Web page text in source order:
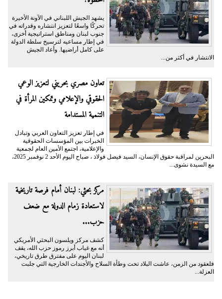
يشهد الجيش اللبناني في الآونة الأخيرة
تحركًا واسعًا لتعزيز انتشاره وقدراته في
جنوب لبنان ومناطق استراتيجية أخرى،
في إطار مساعيه لترسيخ سلطة الدولة
على كامل أراضيها. وأعاد الجيش
الانتشار في أكثر من...
تعاون مصري بحريني لتعزيز الوعي
الحقوقي والإعلامي وتمكين المرأة في
التنمية المستدامة
في إطار تعزيز التعاون العربي وتبادل
الخبرات بين المؤسسات الحقوقية
والإعلامية، اجتمع الأمين العام لجمعية
البحرين لمراقبة حقوق الإنسان، السيد فيصل فولاذ ، صباح اليوم الأحد 2 نوفمبر 2025،
مع السيدة نشوى...
مركز بحثي: لبنان أمام فرصة تاريخية
لاستعادة زمام الدولة مع ضعف
حزب...
كشف مركز ويلسون البحثي الأمريكي
أنه مع غياب أبرز رموز حزب الله، يقف
لبنان اليوم على مفترق طرق تاريخي،
فلعقود من الزمن، عاشت البلاد تحت وطأة السلاح والأجندات الخارجية التي جلبت
العزلة...